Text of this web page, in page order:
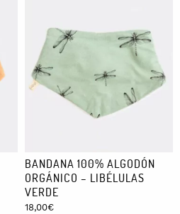
BANDANA 100% ALGODÓN
ORGÁNICO – LIBÉLULAS
VERDE
18,00€